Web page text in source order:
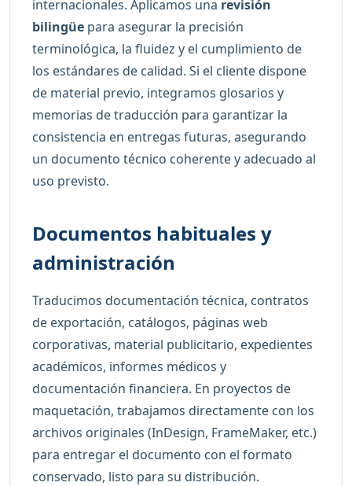
internacionales. Aplicamos una revisión
bilingüe para asegurar la precisión
terminológica, la fluidez y el cumplimiento de
los estándares de calidad. Si el cliente dispone
de material previo, integramos glosarios y
memorias de traducción para garantizar la
consistencia en entregas futuras, asegurando
un documento técnico coherente y adecuado al
uso previsto.
Documentos habituales y
administración
Traducimos documentación técnica, contratos
de exportación, catálogos, páginas web
corporativas, material publicitario, expedientes
académicos, informes médicos y
documentación financiera. En proyectos de
maquetación, trabajamos directamente con los
archivos originales (InDesign, FrameMaker, etc.)
para entregar el documento con el formato
conservado, listo para su distribución.